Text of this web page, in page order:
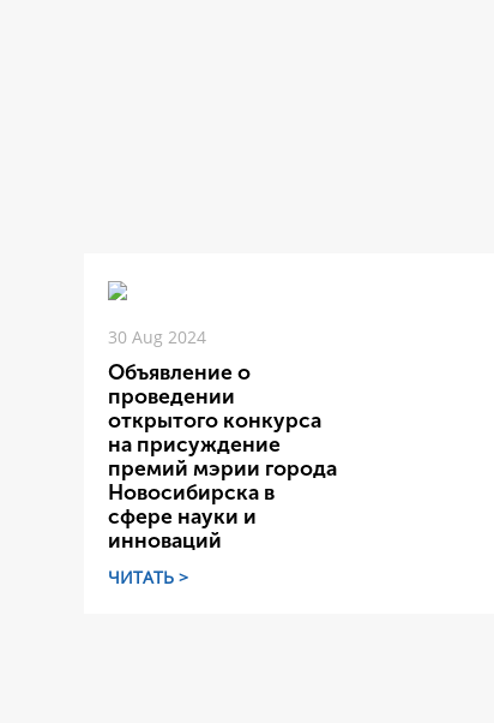
30 Aug 2024
Объявление о
проведении
открытого конкурса
на присуждение
премий мэрии города
Новосибирска в
сфере науки и
инноваций
ЧИТАТЬ >